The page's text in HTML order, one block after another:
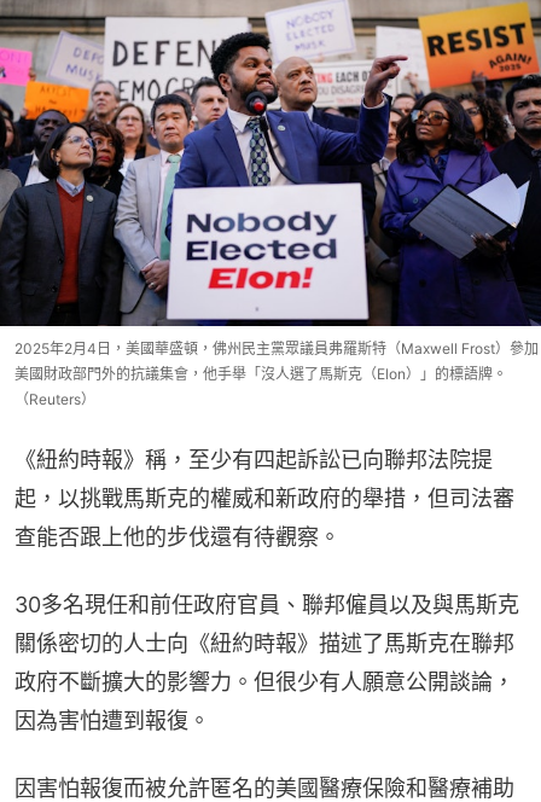
2025年2月4日，美國華盛頓，佛州民主黨眾議員弗羅斯特（Maxwell Frost）參加
美國財政部門外的抗議集會，他手舉「沒人選了馬斯克（Elon）」的標語牌。
（Reuters）
《紐約時報》稱，至少有四起訴訟已向聯邦法院提
起，以挑戰馬斯克的權威和新政府的舉措，但司法審
查能否跟上他的步伐還有待觀察。
30多名現任和前任政府官員、聯邦僱員以及與馬斯克
關係密切的人士向《紐約時報》描述了馬斯克在聯邦
政府不斷擴大的影響力。但很少有人願意公開談論，
因為害怕遭到報復。
因害怕報復而被允許匿名的美國醫療保險和醫療補助